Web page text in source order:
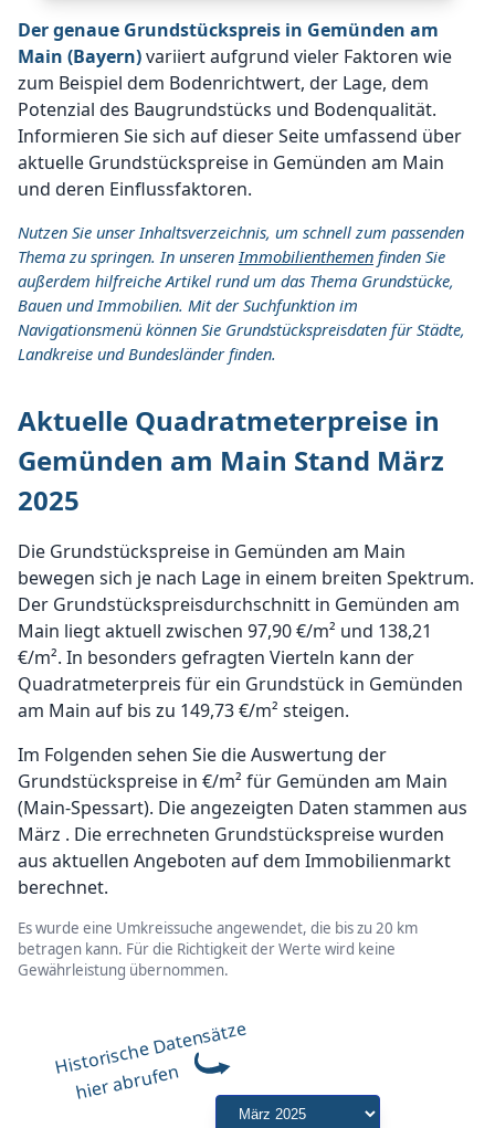
Der genaue Grundstückspreis in Gemünden am
Main (Bayern)variiert aufgrund vieler Faktoren wie
zum Beispiel dem Bodenrichtwert, der Lage, dem
Potenzial des Baugrundstücks und Bodenqualität.
Informieren Sie sich auf dieser Seite umfassend über
aktuelle Grundstückspreise in Gemünden am Main
und deren Einflussfaktoren.
Nutzen Sie unser Inhaltsverzeichnis, um schnell zum passenden
Thema zu springen. In unserenImmobilienthemen finden Sie
außerdem hilfreiche Artikel rund um das Thema Grundstücke,
Bauen und Immobilien. Mit der Suchfunktion im
Navigationsmenü können Sie Grundstückspreisdaten für Städte,
Landkreise und Bundesländer finden.
Aktuelle Quadratmeterpreise in
Gemünden am Main Stand März
2025
Die Grundstückspreise in Gemünden am Main
bewegen sich je nach Lage in einem breiten Spektrum.
Der Grundstückspreisdurchschnitt in Gemünden am
Main liegt aktuell zwischen 97,90 €/m² und 138,21
€/m². In besonders gefragten Vierteln kann der
Quadratmeterpreis für ein Grundstück in Gemünden
am Main auf bis zu 149,73 €/m² steigen.
Im Folgenden sehen Sie die Auswertung der
Grundstückspreise in €/m² für Gemünden am Main
(Main-Spessart). Die angezeigten Daten stammen aus
März . Die errechneten Grundstückspreise wurden
aus aktuellen Angeboten auf dem Immobilienmarkt
berechnet.
Es wurde eine Umkreissuche angewendet, die bis zu 20 km
betragen kann. Für die Richtigkeit der Werte wird keine
Gewährleistung übernommen.
Historische Datensätze
hier abrufen